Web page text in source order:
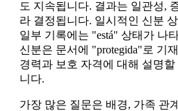
도 지속됩니다. 결과는 일관성,
라 결정됩니다. 일시적인 신분
일부 기록에는 "está" 상태가 나
신분은 문서에 "protegida"로 기
경력과 보호 자격에 대해 설명
니다.
가장 많은 질문은 배경, 가족 관